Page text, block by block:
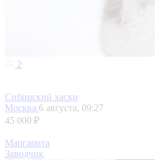
2
Сибирский хаски
Москва 6 августа, 09:27
45 000 ₽
Маргарита
Заводчик